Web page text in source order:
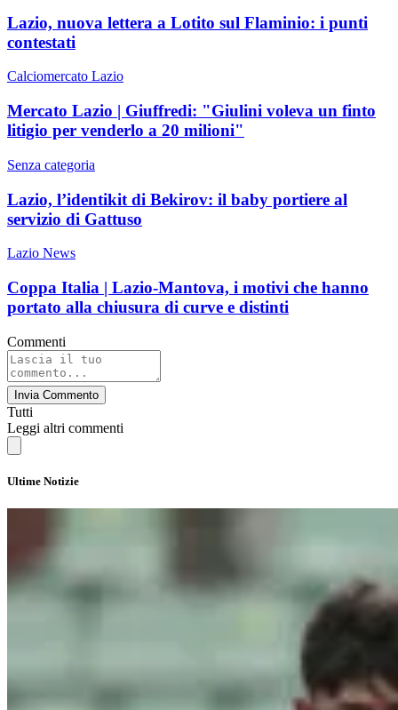
Lazio, nuova lettera a Lotito sul Flaminio: i punti
contestati
Calciomercato Lazio
Mercato Lazio | Giuffredi: "Giulini voleva un finto
litigio per venderlo a 20 milioni"
Senza categoria
Lazio, l’identikit di Bekirov: il baby portiere al
servizio di Gattuso
Lazio News
Coppa Italia | Lazio-Mantova, i motivi che hanno
portato alla chiusura di curve e distinti
Commenti
Invia Commento
Tutti
Leggi altri commenti
Ultime Notizie